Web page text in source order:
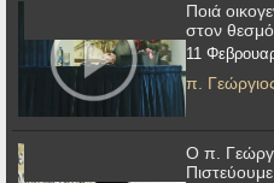
Ποιά
στον θεσμό
11
π.
Ο π.